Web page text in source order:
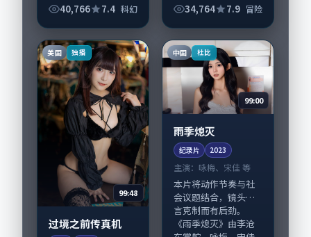
执导，汤唯、陶虹，
份。故事围绕当代都
市中的抉择与救赎...
40,766 7.4 科幻
力，苍井优、黄渤领
在英国完成制作协
同，2023-12-...
34,764 7.9 冒险
美国 独播
99:48
过境之前传真机
中国 杜比
99:00
雨季熄灭
纪录片 2023
主演： 咏梅、宋佳 等
本片将动作节奏与社
会议题结合，镜头语
言克制而有后劲。
《雨季熄灭》由李沧